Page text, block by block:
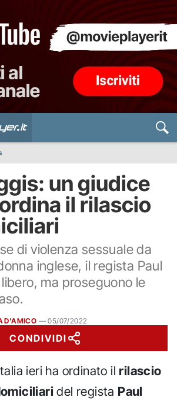
un giudice
il rilascio
di violenza sessuale da
inglese, il regista Paul
ma proseguono le
D'AMICO —05/07/2022
CONDIVIDI
ieri ha ordinato il rilascio
del regista Paul